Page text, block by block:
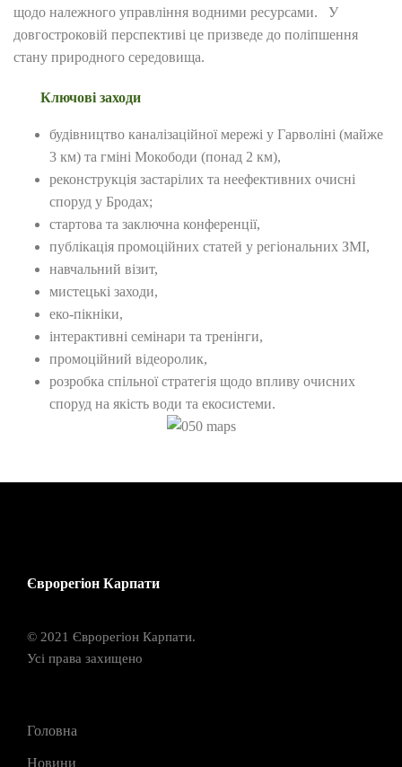
щодо належного управління водними ресурсами. У
довгостроковій перспективі це призведе до поліпшення
стану природного середовища.
Ключові заходи
будівництво каналізаційної мережі у Гарволіні (майже
3 км) та гміні Мокободи (понад 2 км),
реконструкція застарілих та неефективних очисні
споруд у Бродах;
стартова та заключна конференції,
публікація промоційних статей у регіональних ЗМІ,
навчальний візит,
мистецькі заходи,
еко-пікніки,
інтерактивні семінари та тренінги,
промоційний відеоролик,
розробка спільної стратегія щодо впливу очисних
споруд на якість води та екосистеми.
Єврорегіон Карпати
© 2021 Єврорегіон Карпати.
Усі права захищено
Головна
Новини